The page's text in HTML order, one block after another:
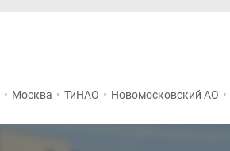
• Москва • ТиНАО • Новомосковский АО •